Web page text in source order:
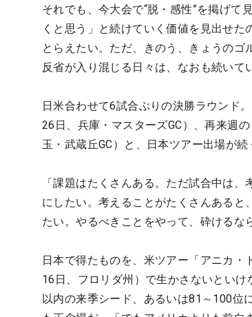
それでも、今大会で“脱・感性”を掲げて
くと思う」と続けていく価値を見出せ
とらえたい。ただ、きのう、きょうのゴ
反省が入り混じる日々は、なおも続いて
日米合わせて6試合ぶりの決勝ラウンド
26日、兵庫・マスターズGC）、再来週
玉・武蔵丘GC）と、日本ツアー出場が
「課題はたくさんある。ただ試合中は
にしたい。考えることがたくさんある
たい。やるべきことをやって、砕けるな
日本で得たものを、米ツアー「アニカ
16日、フロリダ州）で生かさないとい
以内の来季シード、あるいは81～100位